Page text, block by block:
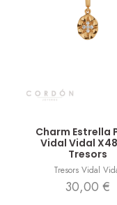
Charm Estrella
Vidal Vidal
Tresors
Tresors Vidal
30,00 €